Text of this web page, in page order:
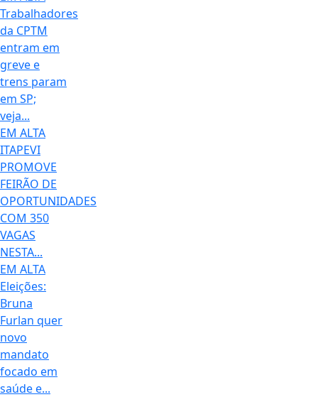
Trabalhadores
da CPTM
entram em
greve e
trens param
em SP;
veja...
EM ALTA
ITAPEVI
PROMOVE
FEIRÃO DE
OPORTUNIDADES
COM 350
VAGAS
NESTA...
EM ALTA
Eleições:
Bruna
Furlan quer
novo
mandato
focado em
saúde e...